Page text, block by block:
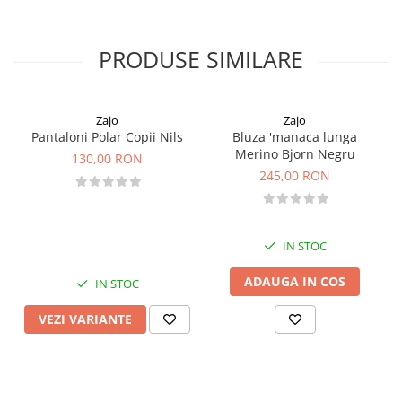
protejeaza inpotriva vantului
PRODUSE SIMILARE
Zajo
Pantaloni Polar Copii Nils
130,00 RON
IN STOC
VEZI VARIANTE
Zajo
Bluza 'manaca lunga
Merino Bjorn Negru
245,00 RON
IN STOC
ADAUGA IN COS